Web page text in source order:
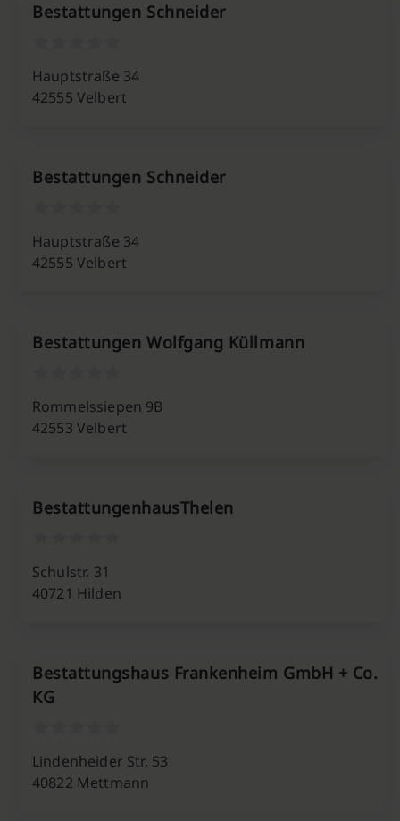
Bestattungen Schneider
Hauptstraße 34
42555 Velbert
Bestattungen Schneider
Hauptstraße 34
42555 Velbert
Bestattungen Wolfgang Küllmann
Rommelssiepen 9B
42553 Velbert
BestattungenhausThelen
Schulstr. 31
40721 Hilden
Bestattungshaus Frankenheim GmbH + Co.
KG
Lindenheider Str. 53
40822 Mettmann